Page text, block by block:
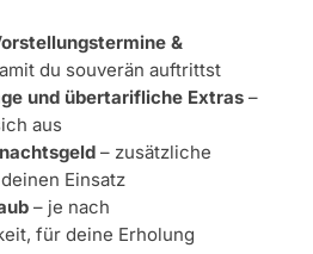
&
du souverän auftrittst
und übertarifliche Extras –
aus
– zusätzliche
Einsatz
– je nach
für deine Erholung